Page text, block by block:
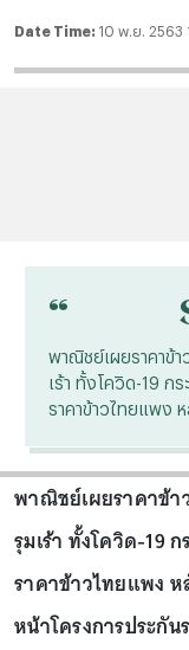
Date Time: 10 พ.ย. 2563
“
พาณิชย์เผยราคาข้า
เร้า ทั้งโควิด-19
ราคาข้าวไทยแพง
พาณิชย์เผยราคาข้า
รุมเร้า ทั้งโควิด-19
ราคาข้าวไทยแพง
หน้าโครงการประกั